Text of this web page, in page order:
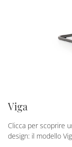
Viga
Clicca per scoprire
design: il modello